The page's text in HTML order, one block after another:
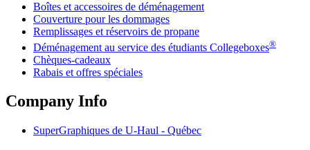
Boîtes et accessoires de déménagement
Couverture pour les dommages
Remplissages et réservoirs de propane
Déménagement au service des étudiants Collegeboxes®
Chèques-cadeaux
Rabais et offres spéciales
Company Info
SuperGraphiques de U-Haul - Québec